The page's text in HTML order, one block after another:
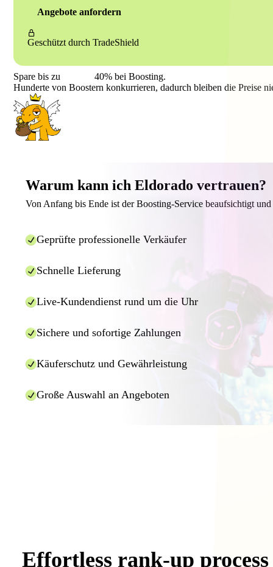
Angebote anfordern
Geschützt durch TradeShield
Spare bis zu 40% bei Boosting.
Hunderte von Boostern konkurrieren, dadurch bleiben die Preise
Warum kann ich Eldorado vertrauen?
Von Anfang bis Ende ist der Boosting-Service beaufsichtigt und
Geprüfte professionelle Verkäufer
Schnelle Lieferung
Live-Kundendienst rund um die Uhr
Sichere und sofortige Zahlungen
Käuferschutz und Gewährleistung
Große Auswahl an Angeboten
Effortless rank-up process